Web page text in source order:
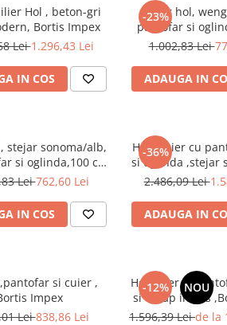
gri
Bortis Impex
Lei1.296,43 Lei
IN COS
-23%
Cuier hol,
pantofar si
lungime,
1.002,83 Lei
ADAUGA IN
stejar sonoma/alb,
si oglinda,100 cm
Bortis
Lei762,60 Lei
IN COS
-36%
Hol /Cuier cu
si oglinda ,stejar
,Bortis
2.486,09 Lei
ADAUGA IN
si cuier ,
Impex
Lei838,86 Lei
-12% NOU
Hol/cuier si
si dulap inclus
1.596,39 Leide la